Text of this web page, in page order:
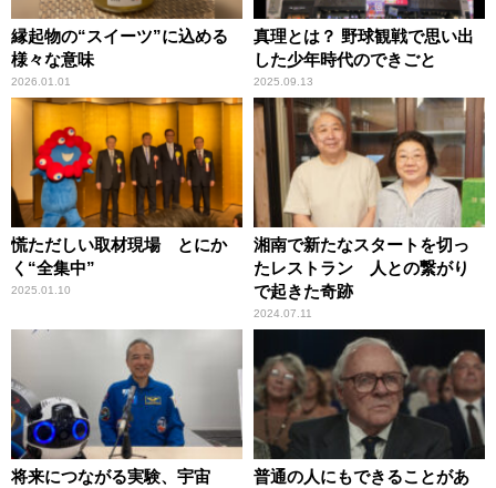
縁起物の“スイーツ”に込める
様々な意味
2026.01.01
真理とは？ 野球観戦で思い出
した少年時代のできごと
2025.09.13
慌ただしい取材現場 とにか
く“全集中”
2025.01.10
湘南で新たなスタートを切っ
たレストラン 人との繋がり
で起きた奇跡
2024.07.11
将来につながる実験、宇宙
普通の人にもできることがあ